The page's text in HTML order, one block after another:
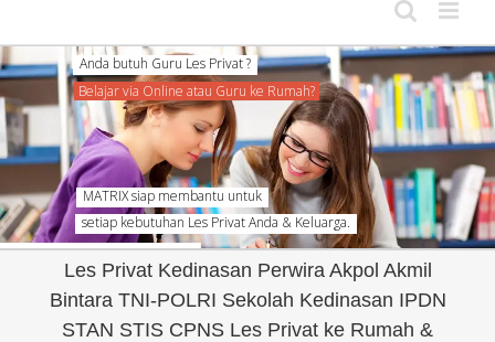
Anda butuh Guru Les Privat ?
Belajar via Online atau Guru ke Rumah?
MATRIX siap membantu untuk
setiap kebutuhan Les Privat Anda & Keluarga.
Les Privat Kedinasan Perwira Akpol Akmil
Bintara TNI-POLRI Sekolah Kedinasan IPDN
STAN STIS CPNS Les Privat ke Rumah &